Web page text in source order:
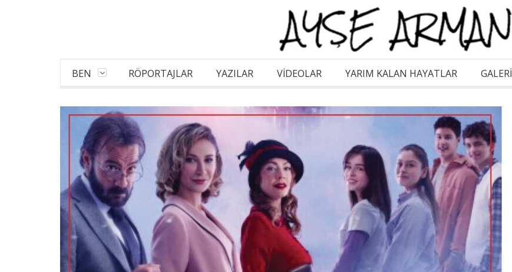
BEN RÖPORTAJLAR YAZILAR VİDEOLAR YARIM KALAN HAYATLAR GALERI